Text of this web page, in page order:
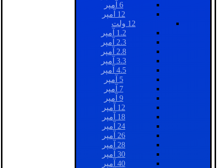
6 آمپر
12 آمپر
12 ولت
1.2 آمپر
2.3 آمپر
2.8 آمپر
3.3 آمپر
4.5 آمپر
5 آمپر
7 آمپر
9 آمپر
12 آمپر
18 آمپر
24 آمپر
26 آمپر
28 آمپر
30 آمپر
40 آمپر